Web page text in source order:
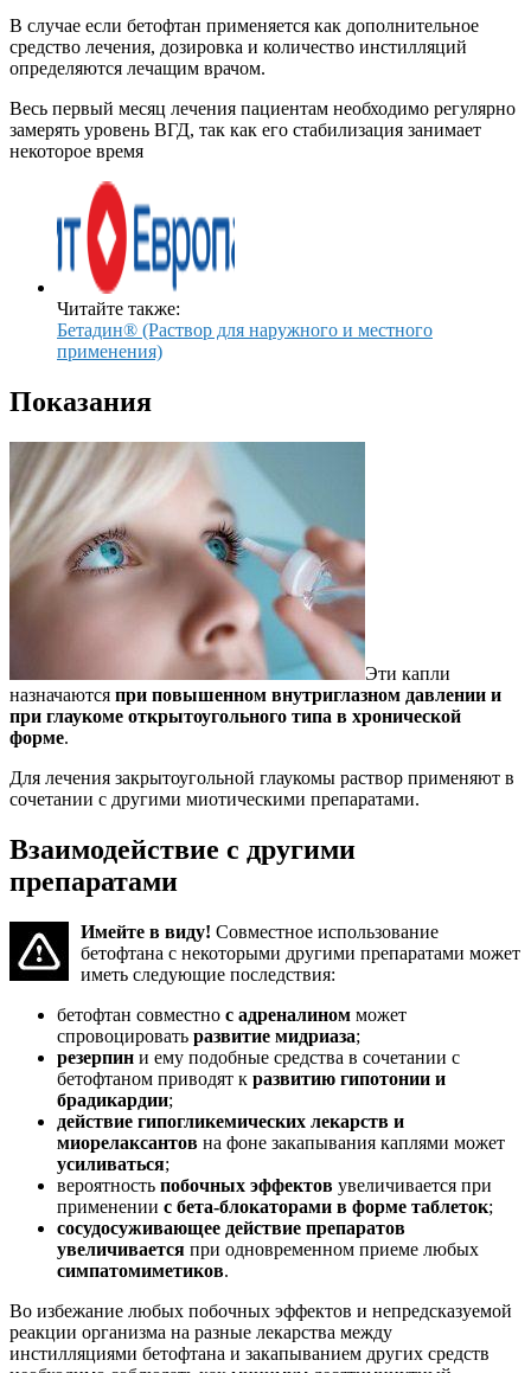
В случае если бетофтан применяется как дополнительное
средство лечения, дозировка и количество инстилляций
определяются лечащим врачом.
Весь первый месяц лечения пациентам необходимо регулярно
замерять уровень ВГД, так как его стабилизация занимает
некоторое время
Читайте также:
Бетадин® (Раствор для наружного и местного
применения)
Показания
Эти капли
назначаются при повышенном внутриглазном давлении и
при глаукоме открытоугольного типа в хронической
форме.
Для лечения закрытоугольной глаукомы раствор применяют в
сочетании с другими миотическими препаратами.
Взаимодействие с другими
препаратами
Имейте в виду! Совместное использование
бетофтана с некоторыми другими препаратами может
иметь следующие последствия:
бетофтан совместно с адреналином может
спровоцировать развитие мидриаза;
резерпин и ему подобные средства в сочетании с
бетофтаном приводят к развитию гипотонии и
брадикардии;
действие гипогликемических лекарств и
миорелаксантов на фоне закапывания каплями может
усиливаться;
вероятность побочных эффектов увеличивается при
применении с бета-блокаторами в форме таблеток;
сосудосуживающее действие препаратов
увеличивается при одновременном приеме любых
симпатомиметиков.
Во избежание любых побочных эффектов и непредсказуемой
реакции организма на разные лекарства между
инстилляциями бетофтана и закапыванием других средств